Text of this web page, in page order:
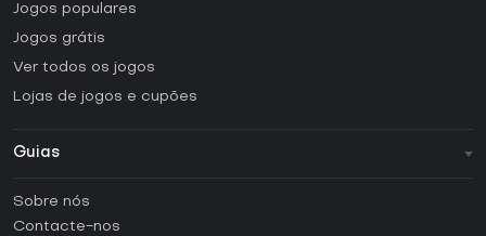
Jogos populares
Jogos grátis
Ver todos os jogos
Lojas de jogos e cupões
Guias
Sobre nós
Contacte-nos